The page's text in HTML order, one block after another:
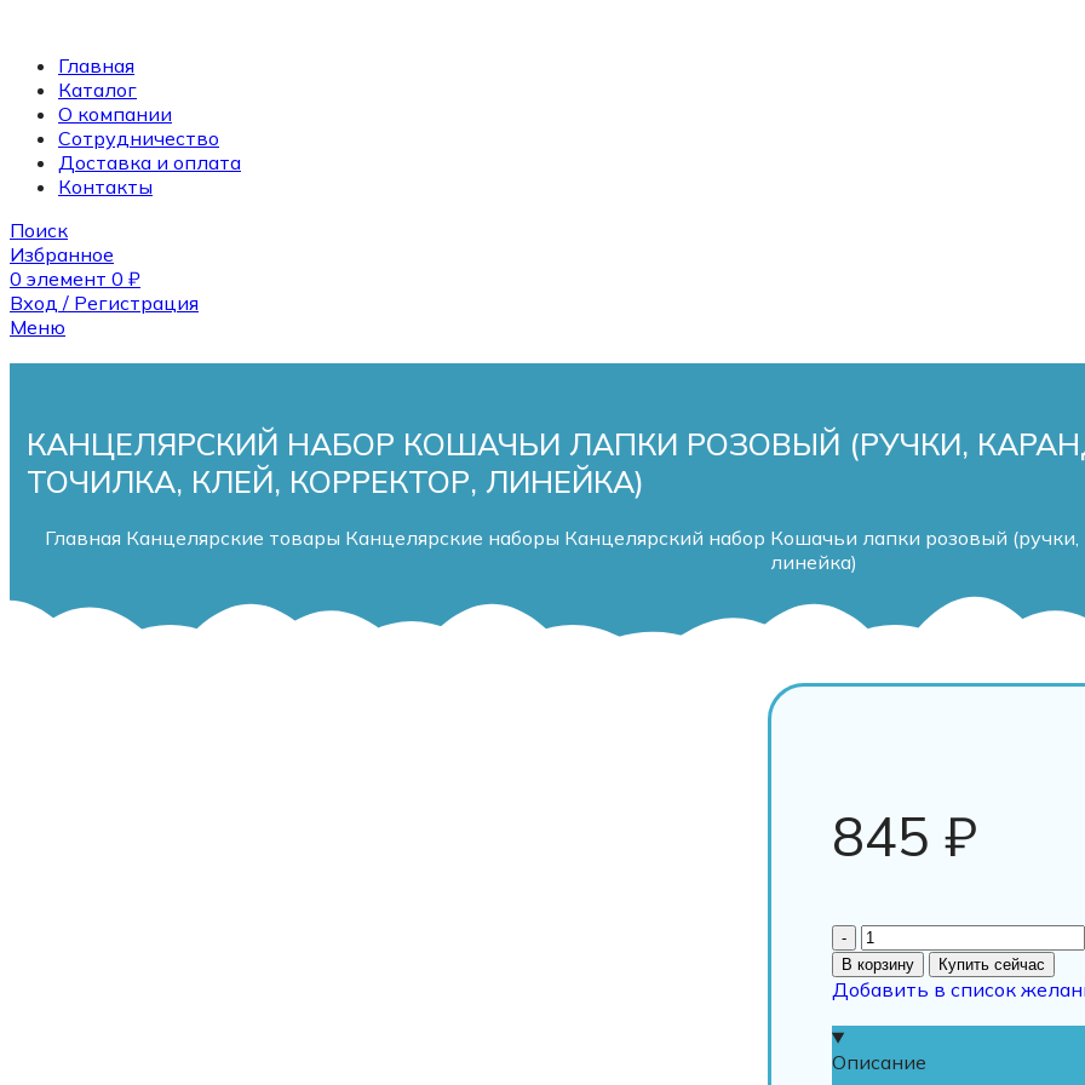
Главная
Каталог
О компании
Сотрудничество
Доставка и оплата
Контакты
Поиск
Избранное
0 элемент 0 ₽
Вход / Регистрация
Меню
КАНЦЕЛЯРСКИЙ НАБОР КОШАЧЬИ ЛАПКИ РОЗОВЫЙ (РУЧКИ,
ТОЧИЛКА, КЛЕЙ, КОРРЕКТОР, ЛИНЕЙКА)
Главная Канцелярские товары Канцелярские наборы Канцелярский набор Кошачьи лапки розовый
линейка)
845 ₽
В корзину Купить сейчас
Добавить в список
Описание